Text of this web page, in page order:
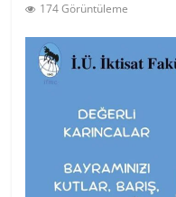
174 Görüntüleme